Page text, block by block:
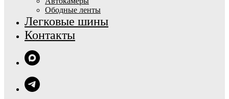
Ободные ленты
Легковые шины
Контакты